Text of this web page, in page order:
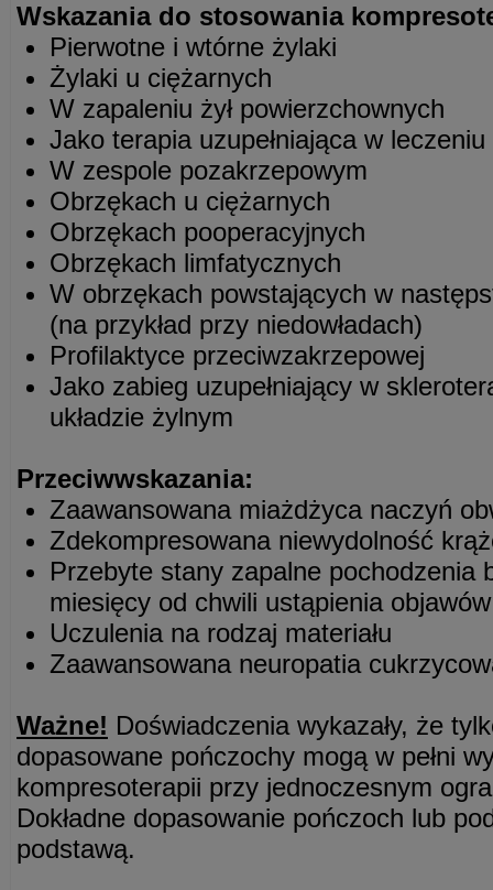
Wskazania do stosowania
Pierwotne i wtórne żylaki
Żylaki u ciężarnych
W zapaleniu żył powierzchownych
Jako terapia uzupełniająca w leczeniu
W zespole pozakrzepowym
Obrzękach u ciężarnych
Obrzękach pooperacyjnych
Obrzękach limfatycznych
W obrzękach powstających w
(na przykład przy niedowładach)
Profilaktyce przeciwzakrzepowej
Jako zabieg uzupełniający w
układzie żylnym
Przeciwwskazania:
Zaawansowana miażdżyca naczyń
Zdekompresowana niewydolność
Przebyte stany zapalne pochodzenia
miesięcy od chwili ustąpienia objawów
Uczulenia na rodzaj materiału
Zaawansowana neuropatia
Ważne! Doświadczenia wykazały, że
dopasowane pończochy mogą w pełni
kompresoterapii przy jednoczesnym
Dokładne dopasowanie pończoch lub
podstawą.